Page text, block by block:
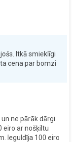
Itkā smieklīgi
cena par bomzi
ne pārāk dārgi
eiro ar nošķiltu
Ieguldīja 100 eiro